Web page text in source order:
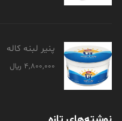
پنیر لبنه کاله
4,800,000 ﷼